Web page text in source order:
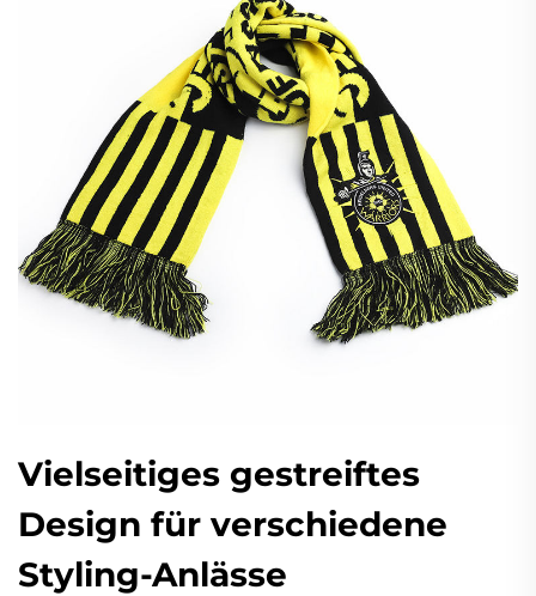
Vielseitiges gestreiftes
Design für verschiedene
Styling-Anlässe